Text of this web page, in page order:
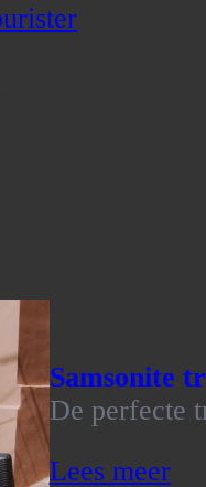
Samsonite
De perfecte
Lees meer